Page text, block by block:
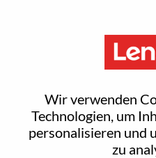
Wir verwenden
Technologien, um
personalisieren und
zu
Reset password
Are you sure you